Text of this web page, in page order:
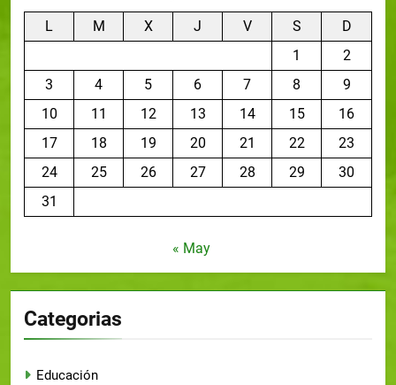
L M X J V S
D
1
2
3
4 5 6 7 8
9
10
11 12 13 14 15
16
17
18 19 20 21 22
23
24
25 26 27 28 29
30
31
« May
Categorias
Educación